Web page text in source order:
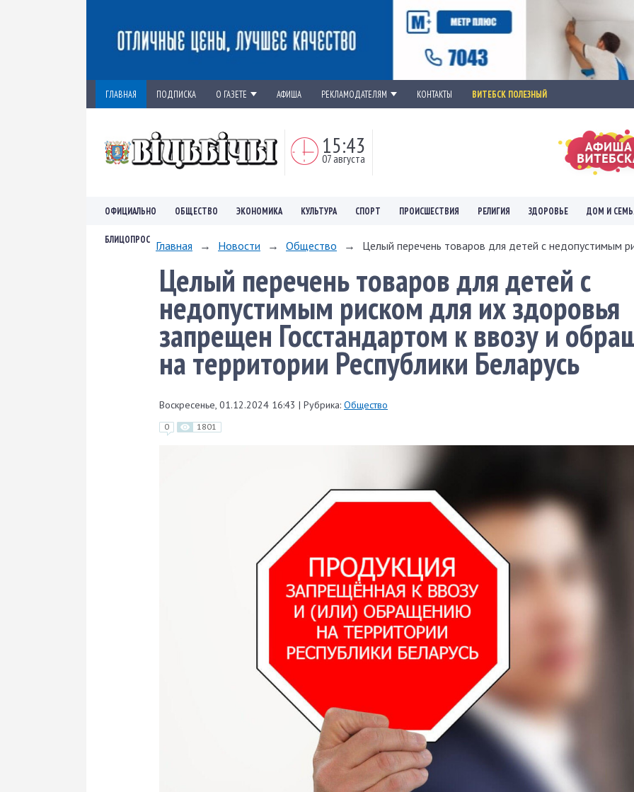
ГЛАВНАЯ ПОДПИСКА О ГАЗЕТЕ АФИША РЕКЛАМОДАТЕЛЯМ КОНТАКТЫ ВИТЕБСК ПОЛЕЗНЫЙ
15:43
07 августа
ОФИЦИАЛЬНО ОБЩЕСТВО ЭКОНОМИКА КУЛЬТУРА СПОРТ ПРОИСШЕСТВИЯ РЕЛИГИЯ ЗДОРОВЬЕ ДОМ И
БЛИЦОПРОС Главная → Новости → Общество → Целый перечень товаров для детей с недопустимым
Целый перечень товаров для детей с
недопустимым риском для их здоровья
запрещен Госстандартом к ввозу и
на территории Республики Беларусь
Воскресенье, 01.12.2024 16:43 | Рубрика: Общество
0 1801